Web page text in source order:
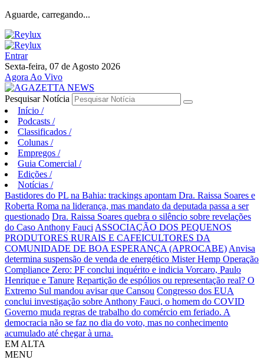
Aguarde, carregando...
Entrar
Sexta-feira, 07 de Agosto 2026
Agora Ao Vivo
Pesquisar Notícia
Início /
Podcasts /
Classificados /
Colunas /
Empregos /
Guia Comercial /
Edições /
Notícias /
Bastidores do PL na Bahia: trackings apontam Dra. Raissa Soares e
Roberta Roma na liderança, mas mandato da deputada passa a ser
questionado Dra. Raissa Soares quebra o silêncio sobre revelações
do Caso Anthony Fauci ASSOCIAÇÃO DOS PEQUENOS
PRODUTORES RURAIS E CAFEICULTORES DA
COMUNIDADE DE BOA ESPERANÇA (APROCABE) Anvisa
determina suspensão de venda de energético Mister Hemp Operação
Compliance Zero: PF conclui inquérito e indicia Vorcaro, Paulo
Henrique e Tanure Repartição de espólios ou representação real? O
Extremo Sul mandou avisar que Cansou Congresso dos EUA
conclui investigação sobre Anthony Fauci, o homem do COVID
Governo muda regras de trabalho do comércio em feriado. A
democracia não se faz no dia do voto, mas no conhecimento
acumulado até chegar à urna.
EM ALTA
MENU